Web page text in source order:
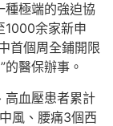
種極端的強迫協
1000余家新申
首個周全鋪開限
醫保辦事。
高血壓患者累計
風、腰痛3個西